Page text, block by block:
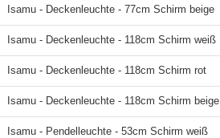
Isamu - Deckenleuchte - 77cm Schirm beige
Isamu - Deckenleuchte - 118cm Schirm weiß
Isamu - Deckenleuchte - 118cm Schirm rot
Isamu - Deckenleuchte - 118cm Schirm beige
Isamu - Pendelleuchte - 53cm Schirm weiß